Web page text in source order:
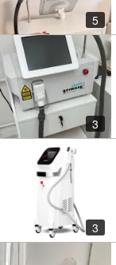
5
3
3